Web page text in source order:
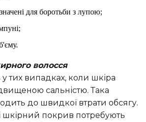
для боротьби з лупою;
волосся
тих випадках, коли шкіра
сальністю. Така
до швидкої втрати обсягу.
шкірний покрив потребують